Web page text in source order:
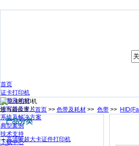
首页
证卡打印机
色带及耗材
读写器及卡片
系统及解决方案
典型案例
技术支持
下载中心
您当前位置：首页 >> 色带及耗材 >> 色带 >>
产品分类
＋高清晰超大卡证件打印机